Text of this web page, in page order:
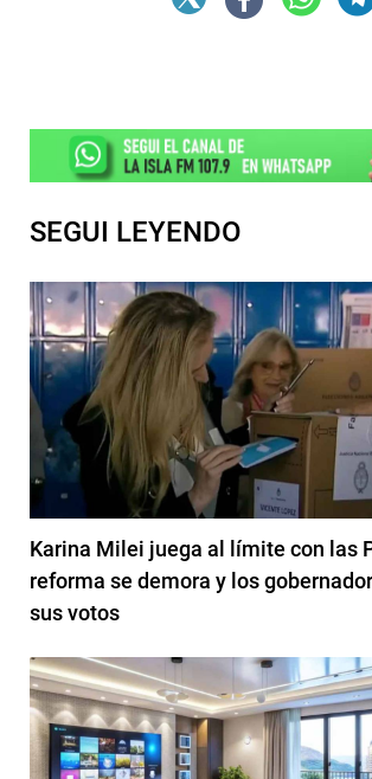
SEGUI LEYENDO
Karina Milei juega al límite con las
reforma se demora y los
sus votos